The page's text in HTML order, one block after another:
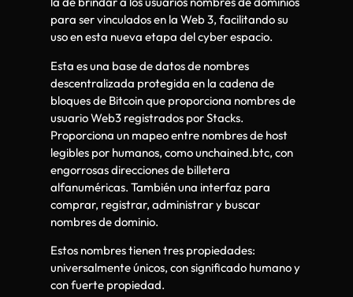
para ser vinculados en la Web 3, facilitando su
uso en esta nueva etapa del cyber espacio.
Esta es una base de datos de nombres
descentralizada protegida en la cadena de
bloques de Bitcoin que proporciona nombres de
usuario Web3 registrados por Stacks.
Proporciona un mapeo entre nombres de host
legibles por humanos, como unchained.btc, con
engorrosas direcciones de billetera
alfanuméricas. También una interfaz para
comprar, registrar, administrar y buscar
nombres de dominio.
Estos nombres tienen tres propiedades:
universalmente únicos, con significado humano y
con fuerte propiedad.